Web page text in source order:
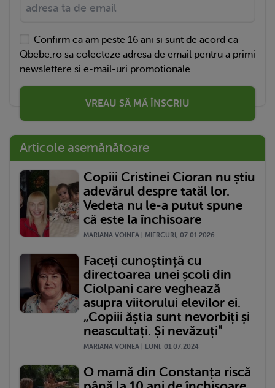
Confirm ca am peste 16 ani si sunt de acord ca
Qbebe.ro sa colecteze adresa de email pentru a primi
newslettere si e-mail-uri promotionale.
VREAU SĂ MĂ ÎNSCRIU
Articole asemănătoare
Copiii Cristinei Cioran nu știu
adevărul despre tatăl lor.
Vedeta nu le-a putut spune
că este la închisoare
MARIANA VOINEA | MIERCURI, 07.01.2026
Faceți cunoștință cu
directoarea unei școli din
Ciolpani care veghează
asupra viitorului elevilor ei.
„Copiii ăștia sunt nevorbiți și
neascultați. Și nevăzuți"
MARIANA VOINEA | LUNI, 01.07.2024
O mamă din Constanța riscă